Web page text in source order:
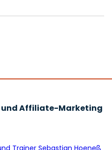
Affiliate-Marketing